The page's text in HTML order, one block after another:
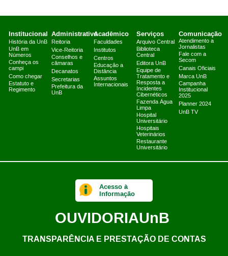
Institucional
História da UnB
UnB em
Números
Conheça os
campi
Como chegar
Estatuto e
Regimento
Administrativo
Reitoria
Vice-Reitoria
Conselhos e
câmaras
Decanatos
Secretarias
Prefeitura da
UnB
Acadêmico
Faculdades
Institutos
Centros
Educação a
Distância
Assuntos
Internacionais
Serviços
Arquivo Central
Biblioteca
Central
Editora UnB
Equipe de
Tratamento e
Resposta a
Incidentes
Cibernéticos
Fazenda Água
Limpa
Hospital
Universitário
Hospitais
Veterinários
Restaurante
Universitário
Comunicação
Atendimento a
Jornalistas
Fale com a
Secom
Canais Oficiais
Marca UnB
Campanha
Institucional
2025
Planner 2024
UnB TV
Acesso à
Informação
OUVIDORIAUnB
TRANSPARÊNCIA E PRESTAÇÃO DE CONTAS